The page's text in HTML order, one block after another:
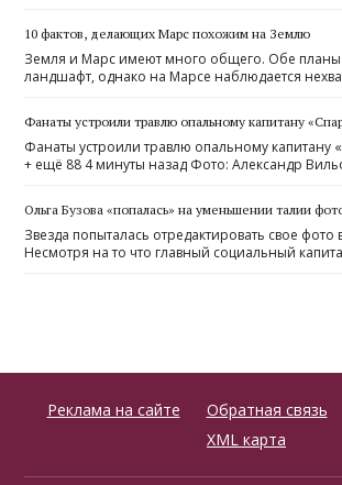
10 фактов, делающих Марс похожим на Землю
Земля и Марс имеют много общего. Обе
ландшафт, однако на Марсе наблюдается
Фанаты устроили травлю опальному капитану
Фанаты устроили травлю опальному капитану
+ ещё 88 4 минуты назад Фото: Александр
Ольга Бузова «попалась» на уменьшении талии
Звезда попыталась отредактировать свое фото
Несмотря на то что главный социальный
Реклама на сайте Обратная связь
XML карта